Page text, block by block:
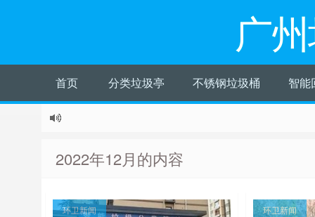
广
首页 分类垃圾亭 不锈钢垃圾桶 智能
2022年12月的内容
环卫新闻 环卫新闻